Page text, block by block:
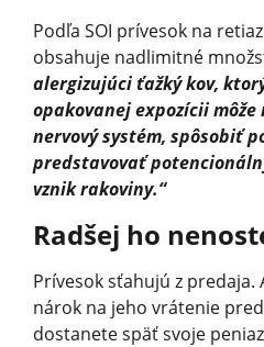
Podľa SOI prívesok na
obsahuje nadlimitné
alergizujúci ťažký kov,
opakovanej expozícii
nervový systém, spôsobiť
predstavovať
vznik rakoviny.“
Radšej ho
Prívesok sťahujú z predaja.
nárok na jeho vrátenie
dostanete späť svoje